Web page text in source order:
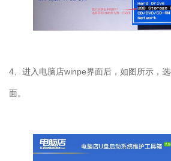
4 、进入电脑店winpe界面后，如图所示，
面。